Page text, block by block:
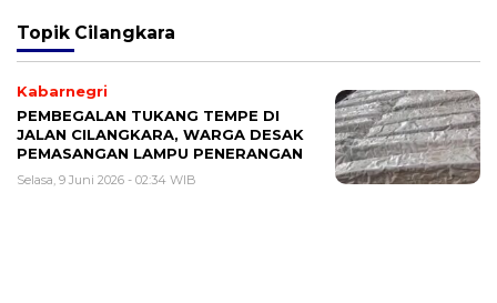
Topik Cilangkara
Kabarnegri
PEMBEGALAN TUKANG TEMPE DI
JALAN CILANGKARA, WARGA DESAK
PEMASANGAN LAMPU PENERANGAN
Selasa, 9 Juni 2026 - 02:34 WIB